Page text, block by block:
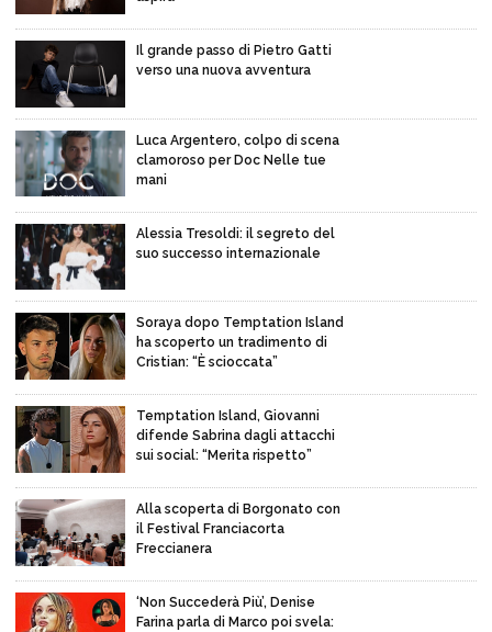
Il grande passo di Pietro Gatti
verso una nuova avventura
Luca Argentero, colpo di scena
clamoroso per Doc Nelle tue
mani
Alessia Tresoldi: il segreto del
suo successo internazionale
Soraya dopo Temptation Island
ha scoperto un tradimento di
Cristian: “È scioccata”
Temptation Island, Giovanni
difende Sabrina dagli attacchi
sui social: “Merita rispetto”
Alla scoperta di Borgonato con
il Festival Franciacorta
Freccianera
‘Non Succederà Più’, Denise
Farina parla di Marco poi svela: